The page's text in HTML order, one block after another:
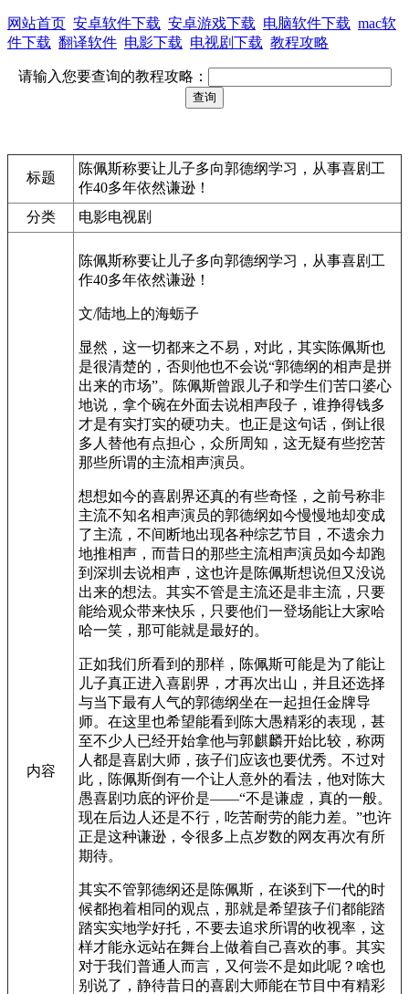
网站首页 安卓软件下载 安卓游戏下载 电脑软件下载 mac软
件下载 翻译软件 电影下载 电视剧下载 教程攻略
请输入您要查询的教程攻略：
标题
陈佩斯称要让儿子多向郭德纲学习，从事喜剧工
作40多年依然谦逊！
分类
电影电视剧
内容
陈佩斯称要让儿子多向郭德纲学习，从事喜剧工
作40多年依然谦逊！
文/陆地上的海蛎子
显然，这一切都来之不易，对此，其实陈佩斯也
是很清楚的，否则他也不会说“郭德纲的相声是拼
出来的市场”。陈佩斯曾跟儿子和学生们苦口婆心
地说，拿个碗在外面去说相声段子，谁挣得钱多
才是有实打实的硬功夫。也正是这句话，倒让很
多人替他有点担心，众所周知，这无疑有些挖苦
那些所谓的主流相声演员。
想想如今的喜剧界还真的有些奇怪，之前号称非
主流不知名相声演员的郭德纲如今慢慢地却变成
了主流，不间断地出现各种综艺节目，不遗余力
地推相声，而昔日的那些主流相声演员如今却跑
到深圳去说相声，这也许是陈佩斯想说但又没说
出来的想法。其实不管是主流还是非主流，只要
能给观众带来快乐，只要他们一登场能让大家哈
哈一笑，那可能就是最好的。
正如我们所看到的那样，陈佩斯可能是为了能让
儿子真正进入喜剧界，才再次出山，并且还选择
与当下最有人气的郭德纲坐在一起担任金牌导
师。在这里也希望能看到陈大愚精彩的表现，甚
至不少人已经开始拿他与郭麒麟开始比较，称两
人都是喜剧大师，孩子们应该也要优秀。不过对
此，陈佩斯倒有一个让人意外的看法，他对陈大
愚喜剧功底的评价是——“不是谦虚，真的一般。
现在后边人还是不行，吃苦耐劳的能力差。”也许
正是这种谦逊，令很多上点岁数的网友再次有所
期待。
其实不管郭德纲还是陈佩斯，在谈到下一代的时
候都抱着相同的观点，那就是希望孩子们都能踏
踏实实地学好托，不要去追求所谓的收视率，这
样才能永远站在舞台上做着自己喜欢的事。其实
对于我们普通人而言，又何尝不是如此呢？啥也
别说了，静待昔日的喜剧大师能在节目中有精彩